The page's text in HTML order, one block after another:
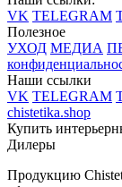
VK TELEGRAM
Полезное
УХОД МЕДИА
Наши ссылки
VK TELEGRAM
chistetika.shop
Купить
Дилеры
Продукцию